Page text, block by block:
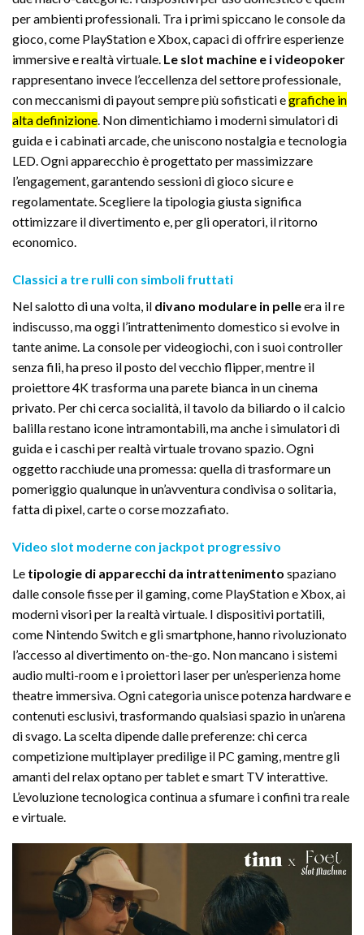
per ambienti professionali. Tra i primi spiccano le console da
gioco, come PlayStation e Xbox, capaci di offrire esperienze
immersive e realtà virtuale. Le slot machine e i videopoker
rappresentano invece l’eccellenza del settore professionale,
con meccanismi di payout sempre più sofisticati egrafiche in
alta definizione. Non dimentichiamo i moderni simulatori di
guida e i cabinati arcade, che uniscono nostalgia e tecnologia
LED. Ogni apparecchio è progettato per massimizzare
l’engagement, garantendo sessioni di gioco sicure e
regolamentate. Scegliere la tipologia giusta significa
ottimizzare il divertimento e, per gli operatori, il ritorno
economico.
Classici a tre rulli con simboli fruttati
Nel salotto di una volta, il divano modulare in pelleera il re
indiscusso, ma oggi l’intrattenimento domestico si evolve in
tante anime. La console per videogiochi, con i suoi controller
senza fili, ha preso il posto del vecchio flipper, mentre il
proiettore 4K trasforma una parete bianca in un cinema
privato. Per chi cerca socialità, il tavolo da biliardo o il calcio
balilla restano icone intramontabili, ma anche i simulatori di
guida e i caschi per realtà virtuale trovano spazio. Ogni
oggetto racchiude una promessa: quella di trasformare un
pomeriggio qualunque in un’avventura condivisa o solitaria,
fatta di pixel, carte o corse mozzafiato.
Video slot moderne con jackpot progressivo
Le tipologie di apparecchi da intrattenimento spaziano
dalle console fisse per il gaming, come PlayStation e Xbox, ai
moderni visori per la realtà virtuale. I dispositivi portatili,
come Nintendo Switch e gli smartphone, hanno rivoluzionato
l’accesso al divertimento on-the-go. Non mancano i sistemi
audio multi-room e i proiettori laser per un’esperienza home
theatre immersiva. Ogni categoria unisce potenza hardware e
contenuti esclusivi, trasformando qualsiasi spazio in un’arena
di svago. La scelta dipende dalle preferenze: chi cerca
competizione multiplayer predilige il PC gaming, mentre gli
amanti del relax optano per tablet e smart TV interattive.
L’evoluzione tecnologica continua a sfumare i confini tra reale
e virtuale.